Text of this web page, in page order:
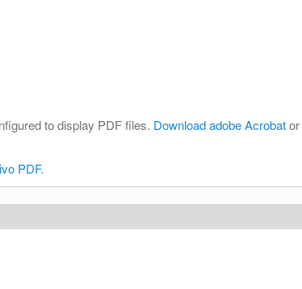
to display PDF files. Download adobe Acrobator
PDF.